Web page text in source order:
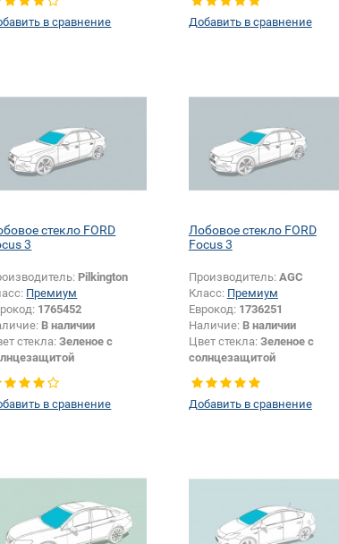
+ шелкографии:
в сравнение
шелкографии:
Добавить в сравнение
стекло FORD
3
Pilkington
Премиум
1765452
В наличии
стекла:Зеленое с
крепления
+ шелкографии:
в сравнение
Лобовое стекло FORD
Focus 3
Производитель: AGC
Класс: Премиум
Еврокод: 1736251
Наличие: В наличии
Цвет стекла: Зеленое с
солнцезащитой
Добавить в сравнение